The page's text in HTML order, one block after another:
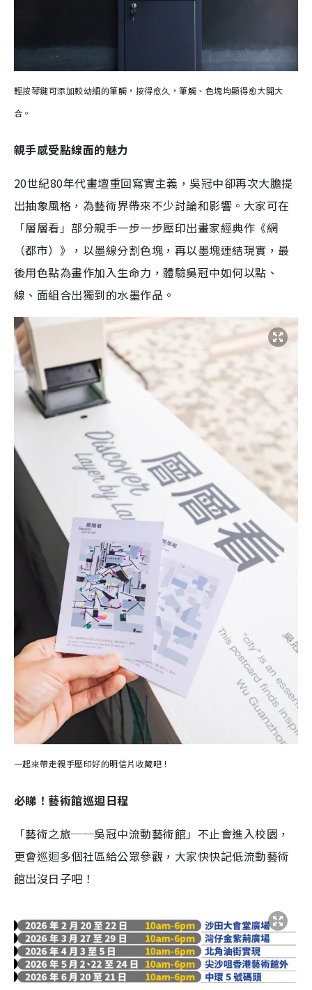
輕按琴鍵可添加較幼細的筆觸，按得愈久，筆觸、色塊均顯得愈大開大
合。
親手感受點線面的魅力
20世紀80年代畫壇重回寫實主義，吳冠中卻再次大膽提
出抽象風格，為藝術界帶來不少討論和影響。大家可在
「層層看」部分親手一步一步壓印出畫家經典作《網
（都市）》，以墨線分割色塊，再以墨塊連結現實，最
後用色點為畫作加入生命力，體驗吳冠中如何以點、
線、面組合出獨到的水墨作品。
一起來帶走親手壓印好的明信片收藏吧！
必睇！藝術館巡迴日程
「藝術之旅──吳冠中流動藝術館」不止會進入校園，
更會巡迴多個社區給公眾參觀，大家快快記低流動藝術
館出沒日子吧！